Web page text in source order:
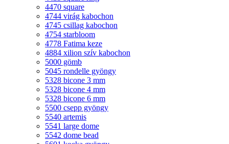
4470 square
4744 virág kabochon
4745 csillag kabochon
4754 starbloom
4778 Fatima keze
4884 xilion szív kabochon
5000 gömb
5045 rondelle gyöngy
5328 bicone 3 mm
5328 bicone 4 mm
5328 bicone 6 mm
5500 csepp gyöngy
5540 artemis
5541 large dome
5542 dome bead